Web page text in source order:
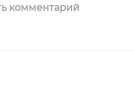
комментарий